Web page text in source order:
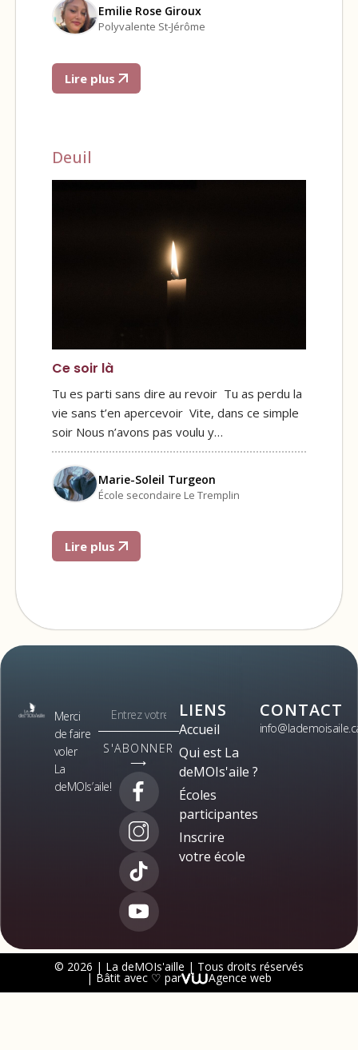
Emilie Rose Giroux
Polyvalente St-Jérôme
Lire plus
Deuil
Ce soir là
Tu es parti sans dire au revoir Tu as perdu la
vie sans t’en apercevoir Vite, dans ce simple
soir Nous n’avons pas voulu y…
Marie-Soleil Turgeon
École secondaire Le Tremplin
Lire plus
Merci
de faire
voler
La
deMOIs’aile!
S'ABONNER
⟶
LIENS
Accueil
Qui est La
deMOIs'aile ?
Écoles
participantes
Inscrire
votre école
CONTACT
© 2026 | La deMOIs'aille | Tous droits réservés
| Bâtit avec ♡ par Agence web